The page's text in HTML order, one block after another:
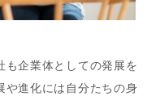
企業体としての発展を
や進化には自分たちの身